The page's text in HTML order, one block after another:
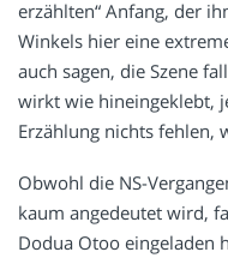
erzählten“ Anfang, der
Winkels hier eine
auch sagen, die Szene
wirkt wie hineingeklebt,
Erzählung nichts fehlen,
Obwohl die NS-
kaum angedeutet wird,
Dodua Otoo eingeladen